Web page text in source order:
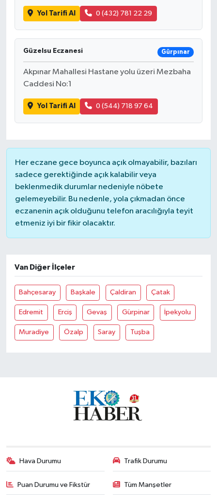
Yol Tarifi Al 0 (432) 781 22 29
Güzelsu Eczanesi Gürpınar
Akpınar Mahallesi Hastane yolu üzeri Mezbaha
Caddesi No:1
Yol Tarifi Al 0 (544) 718 97 64
Her eczane gece boyunca açık olmayabilir, bazıları
sadece gerektiğinde açık kalabilir veya
beklenmedik durumlar nedeniyle nöbete
gelemeyebilir. Bu nedenle, yola çıkmadan önce
eczanenin açık olduğunu telefon aracılığıyla teyit
etmeniz iyi bir fikir olacaktır.
Van Diğer İlçeler
Bahçesaray Başkale Çaldiran Çatak
Edremit Erciş Gevaş Gürpinar İpekyolu
Muradiye Özalp Saray Tuşba
Hava Durumu Trafik Durumu
Puan Durumu ve Fikstür Tüm Manşetler